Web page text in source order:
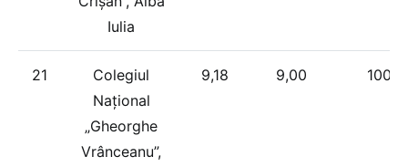
Iulia
21
Colegiul
Național
„Gheorghe
Vrânceanu”,
9,18 9,00 100%